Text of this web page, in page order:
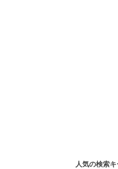
人気の検索